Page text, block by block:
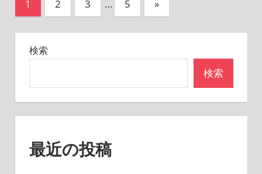
稿
の
ー
ジ
り
1 2 3 … 5
次
の
記
»
検索
検索
最近の投稿